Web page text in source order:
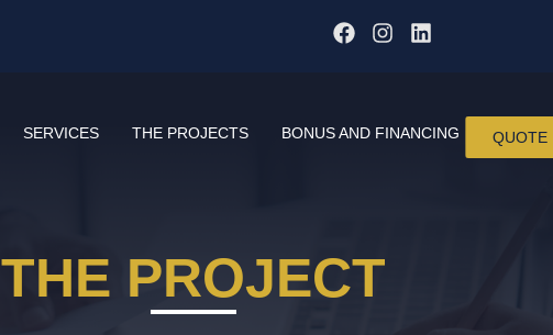
SERVICES THE PROJECTS BONUS AND FINANCING QUOTE
THE PROJECT